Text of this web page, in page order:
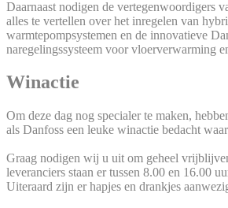
Daarnaast nodigen de vertegenwoordigers
alles te vertellen over het inregelen van
warmtepompsystemen en de innovatieve
naregelingssysteem voor vloerverwarming
Winactie
Om deze dag nog specialer te maken,
als Danfoss een leuke winactie bedacht
Graag nodigen wij u uit om geheel
leveranciers staan er tussen 8.00 en 16.00
Uiteraard zijn er hapjes en drankjes